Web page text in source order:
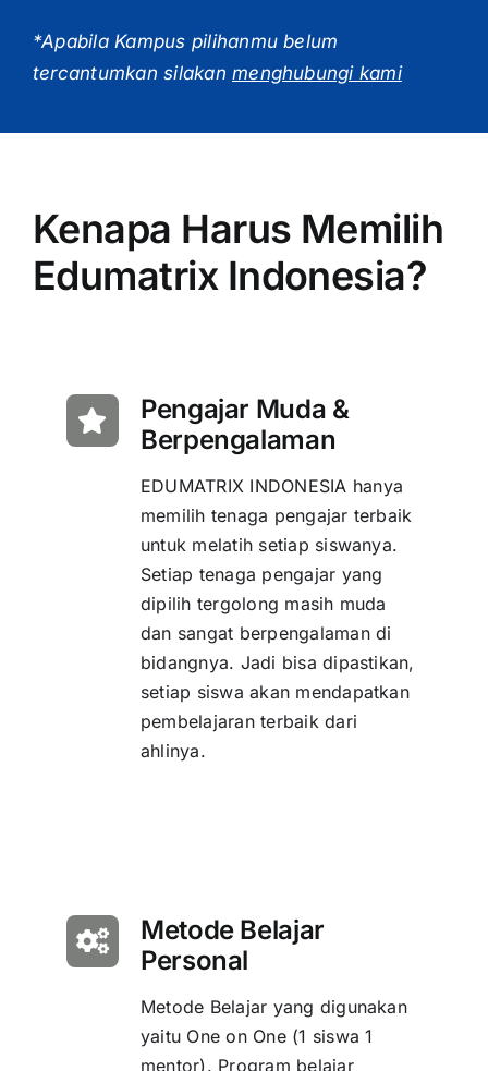
*Apabila Kampus pilihanmu belum
tercantumkan silakanmenghubungi kami
Kenapa Harus Memilih
Edumatrix Indonesia?
Pengajar Muda &
Berpengalaman
EDUMATRIX INDONESIA hanya
memilih tenaga pengajar terbaik
untuk melatih setiap siswanya.
Setiap tenaga pengajar yang
dipilih tergolong masih muda
dan sangat berpengalaman di
bidangnya. Jadi bisa dipastikan,
setiap siswa akan mendapatkan
pembelajaran terbaik dari
ahlinya.
Metode Belajar
Personal
Metode Belajar yang digunakan
yaitu One on One (1 siswa 1
mentor). Program belajar